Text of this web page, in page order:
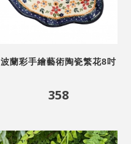
波蘭彩手繪藝術陶瓷繁花8吋
358